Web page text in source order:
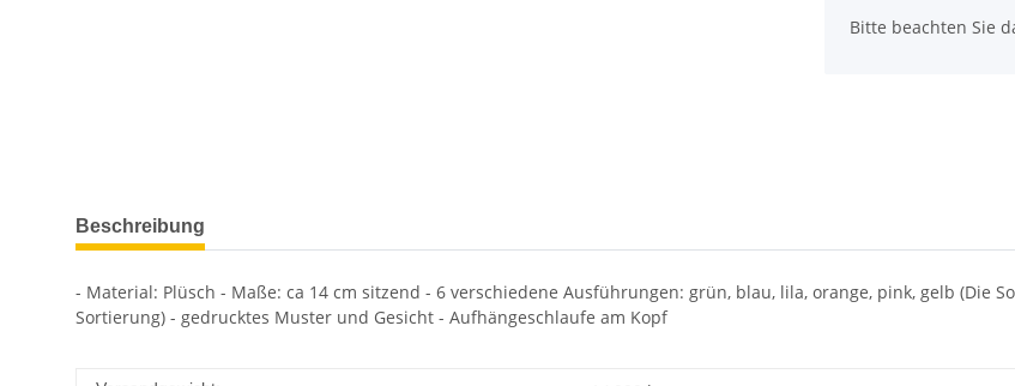
Bitte beachten Sie
Beschreibung
- Material: Plüsch - Maße: ca 14 cm sitzend - 6 verschiedene Ausführungen: grün, blau, lila, orange, pink, gelb (Die
Sortierung) - gedrucktes Muster und Gesicht - Aufhängeschlaufe am Kopf